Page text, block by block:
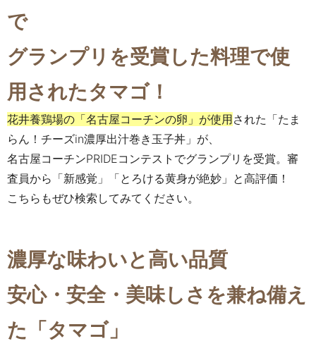
で
グランプリを受賞した料理で使
用されたタマゴ！
花井養鶏場の「名古屋コーチンの卵」が使用された「たま
らん！チーズin濃厚出汁巻き玉子丼」が、
名古屋コーチンPRIDEコンテストでグランプリを受賞。審
査員から「新感覚」「とろける黄身が絶妙」と高評価！
こちらもぜひ検索してみてください。
濃厚な味わいと高い品質
安心・安全・美味しさを兼ね備え
た「タマゴ」